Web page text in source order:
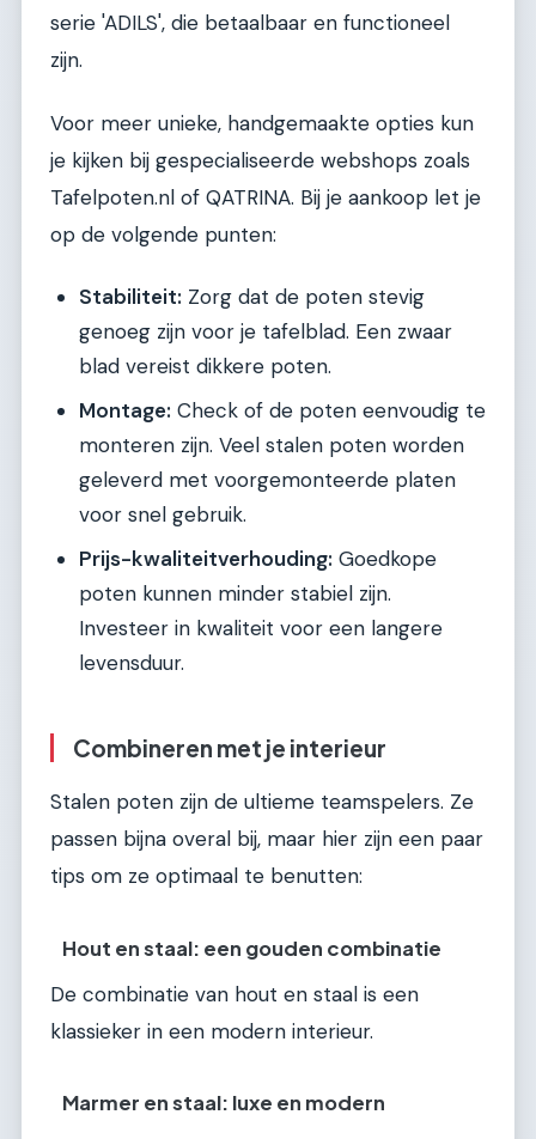
serie 'ADILS', die betaalbaar en functioneel
zijn.
Voor meer unieke, handgemaakte opties kun
je kijken bij gespecialiseerde webshops zoals
Tafelpoten.nl of QATRINA. Bij je aankoop let je
op de volgende punten:
Stabiliteit: Zorg dat de poten stevig
genoeg zijn voor je tafelblad. Een zwaar
blad vereist dikkere poten.
Montage: Check of de poten eenvoudig te
monteren zijn. Veel stalen poten worden
geleverd met voorgemonteerde platen
voor snel gebruik.
Prijs-kwaliteitverhouding: Goedkope
poten kunnen minder stabiel zijn.
Investeer in kwaliteit voor een langere
levensduur.
Combineren met je interieur
Stalen poten zijn de ultieme teamspelers. Ze
passen bijna overal bij, maar hier zijn een paar
tips om ze optimaal te benutten:
Hout en staal: een gouden combinatie
De combinatie van hout en staal is een
klassieker in een modern interieur.
Marmer en staal: luxe en modern